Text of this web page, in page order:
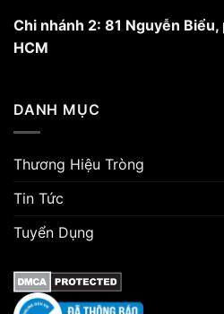
Chi nhánh 2: 81 Nguyễn
HCM
DANH MỤC
Thương Hiệu Tròng
Tin Tức
Tuyển Dụng